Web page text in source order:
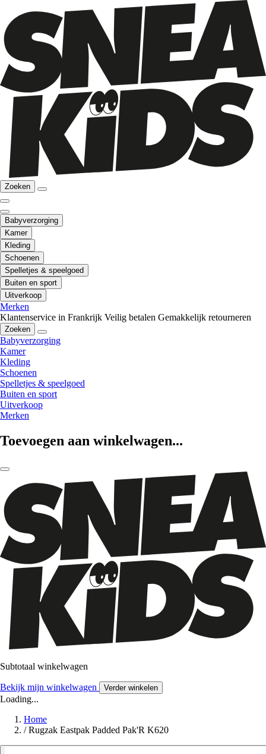
Zoeken
Babyverzorging
Kamer
Kleding
Schoenen
Spelletjes & speelgoed
Buiten en sport
Uitverkoop
Merken
Klantenservice in Frankrijk Veilig betalen Gemakkelijk retourneren
Zoeken
Babyverzorging
Kamer
Kleding
Schoenen
Spelletjes & speelgoed
Buiten en sport
Uitverkoop
Merken
Toevoegen aan winkelwagen...
Subtotaal winkelwagen
Bekijk mijn winkelwagen Verder winkelen
Loading...
Home
/ Rugzak Eastpak Padded Pak'R K620